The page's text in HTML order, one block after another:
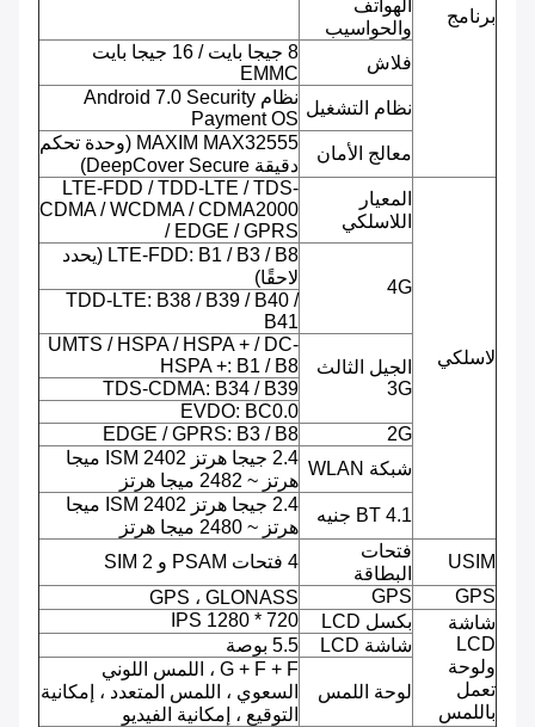
برنامج
الهواتف
والحواسيب
فلاش
8 جيجا بايت / 16 جيجا بايت
EMMC
نظام التشغيل
نظام Android 7.0 Security
Payment OS
معالج الأمان
MAXIM MAX32555 (وحدة تحكم
دقيقة DeepCover Secure)
لاسلكي
المعيار
اللاسلكي
LTE-FDD / TDD-LTE / TDS-
CDMA / WCDMA / CDMA2000
/ EDGE / GPRS
4G
LTE-FDD: B1 / B3 / B8 (يحدد
لاحقًا)
TDD-LTE: B38 / B39 / B40 /
B41
الجيل الثالث
3G
UMTS / HSPA / HSPA + / DC-
HSPA +: B1 / B8
TDS-CDMA: B34 / B39
EVDO: BC0.0
2G
EDGE / GPRS: B3 / B8
شبكة WLAN
2.4 جيجا هرتز ISM 2402 ميجا
هرتز ~ 2482 ميجا هرتز
BT 4.1 جنيه
2.4 جيجا هرتز ISM 2402 ميجا
هرتز ~ 2480 ميجا هرتز
USIM
فتحات
البطاقة
4 فتحات PSAM و 2 SIM
GPS
GPS
GPS ، GLONASS
شاشة
LCD
ولوحة
تعمل
باللمس
بكسل LCD
720 * 1280 IPS
شاشة LCD
5.5 بوصة
لوحة اللمس
G + F + F ، اللمس اللوني
السعوي ، اللمس المتعدد ، إمكانية
التوقيع ، إمكانية الفيديو